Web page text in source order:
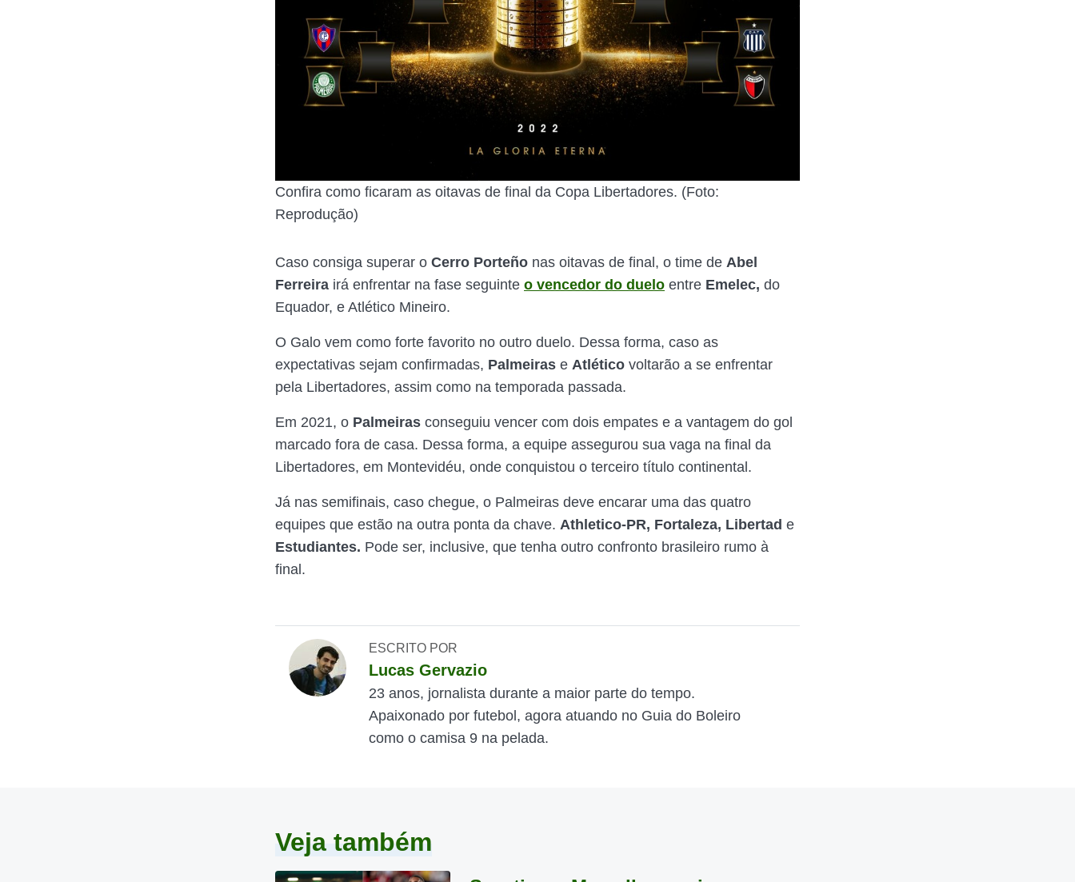
Confira como ficaram as oitavas de final da Copa Libertadores. (Foto:
Reprodução)
Caso consiga superar o Cerro Porteño nas oitavas de final, o time de Abel
Ferreira irá enfrentar na fase seguinte o vencedor do duelo entre Emelec, do
Equador, e Atlético Mineiro.
O Galo vem como forte favorito no outro duelo. Dessa forma, caso as
expectativas sejam confirmadas, Palmeiras e Atlético voltarão a se enfrentar
pela Libertadores, assim como na temporada passada.
Em 2021, o Palmeiras conseguiu vencer com dois empates e a vantagem do gol
marcado fora de casa. Dessa forma, a equipe assegurou sua vaga na final da
Libertadores, em Montevidéu, onde conquistou o terceiro título continental.
Já nas semifinais, caso chegue, o Palmeiras deve encarar uma das quatro
equipes que estão na outra ponta da chave. Athletico-PR, Fortaleza, Libertad e
Estudiantes. Pode ser, inclusive, que tenha outro confronto brasileiro rumo à
final.
ESCRITO POR
Lucas Gervazio
23 anos, jornalista durante a maior parte do tempo.
Apaixonado por futebol, agora atuando no Guia do Boleiro
como o camisa 9 na pelada.
Veja também